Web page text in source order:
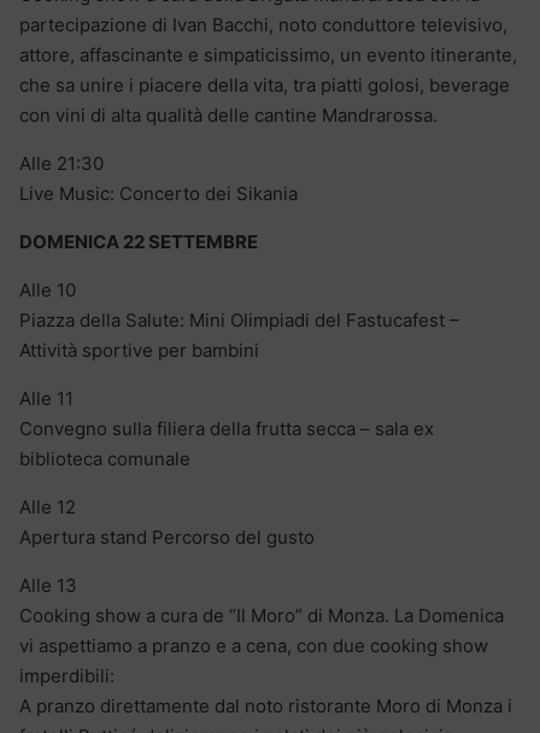
partecipazione di Ivan Bacchi, noto conduttore televisivo,
attore, affascinante e simpaticissimo, un evento itinerante,
che sa unire i piacere della vita, tra piatti golosi, beverage
con vini di alta qualità delle cantine Mandrarossa.
Alle 21:30
Live Music: Concerto dei Sikania
DOMENICA 22 SETTEMBRE
Alle 10
Piazza della Salute: Mini Olimpiadi del Fastucafest –
Attività sportive per bambini
Alle 11
Convegno sulla filiera della frutta secca – sala ex
biblioteca comunale
Alle 12
Apertura stand Percorso del gusto
Alle 13
Cooking show a cura de “Il Moro” di Monza. La Domenica
vi aspettiamo a pranzo e a cena, con due cooking show
imperdibili:
A pranzo direttamente dal noto ristorante Moro di Monza i